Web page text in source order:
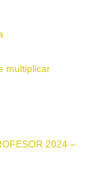
multiplicar
2024 –